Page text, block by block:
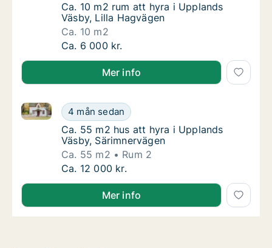
Ca. 10 m2 rum att hyra i Upplands Väsby,
Ca. 10 m2 rum att hyra i Upplands
Väsby, Lilla Hagvägen
Ca. 10 m2
Ca. 10 m2 rum att hyra i Upplands Väsby,
Ca. 6 000 kr.
Mer info
Ca. 55 m2 hus att hyra i Upplands Väsby,
4 mån sedan
Ca. 55 m2 hus att hyra i Upplands Väsby,
Ca. 55 m2 hus att hyra i Upplands Väsby,
Ca. 55 m2 hus att hyra i Upplands
Väsby, Särimnervägen
Ca. 55 m2
Rum 2
Ca. 55 m2 hus att hyra i Upplands Väsby,
Ca. 12 000 kr.
Mer info